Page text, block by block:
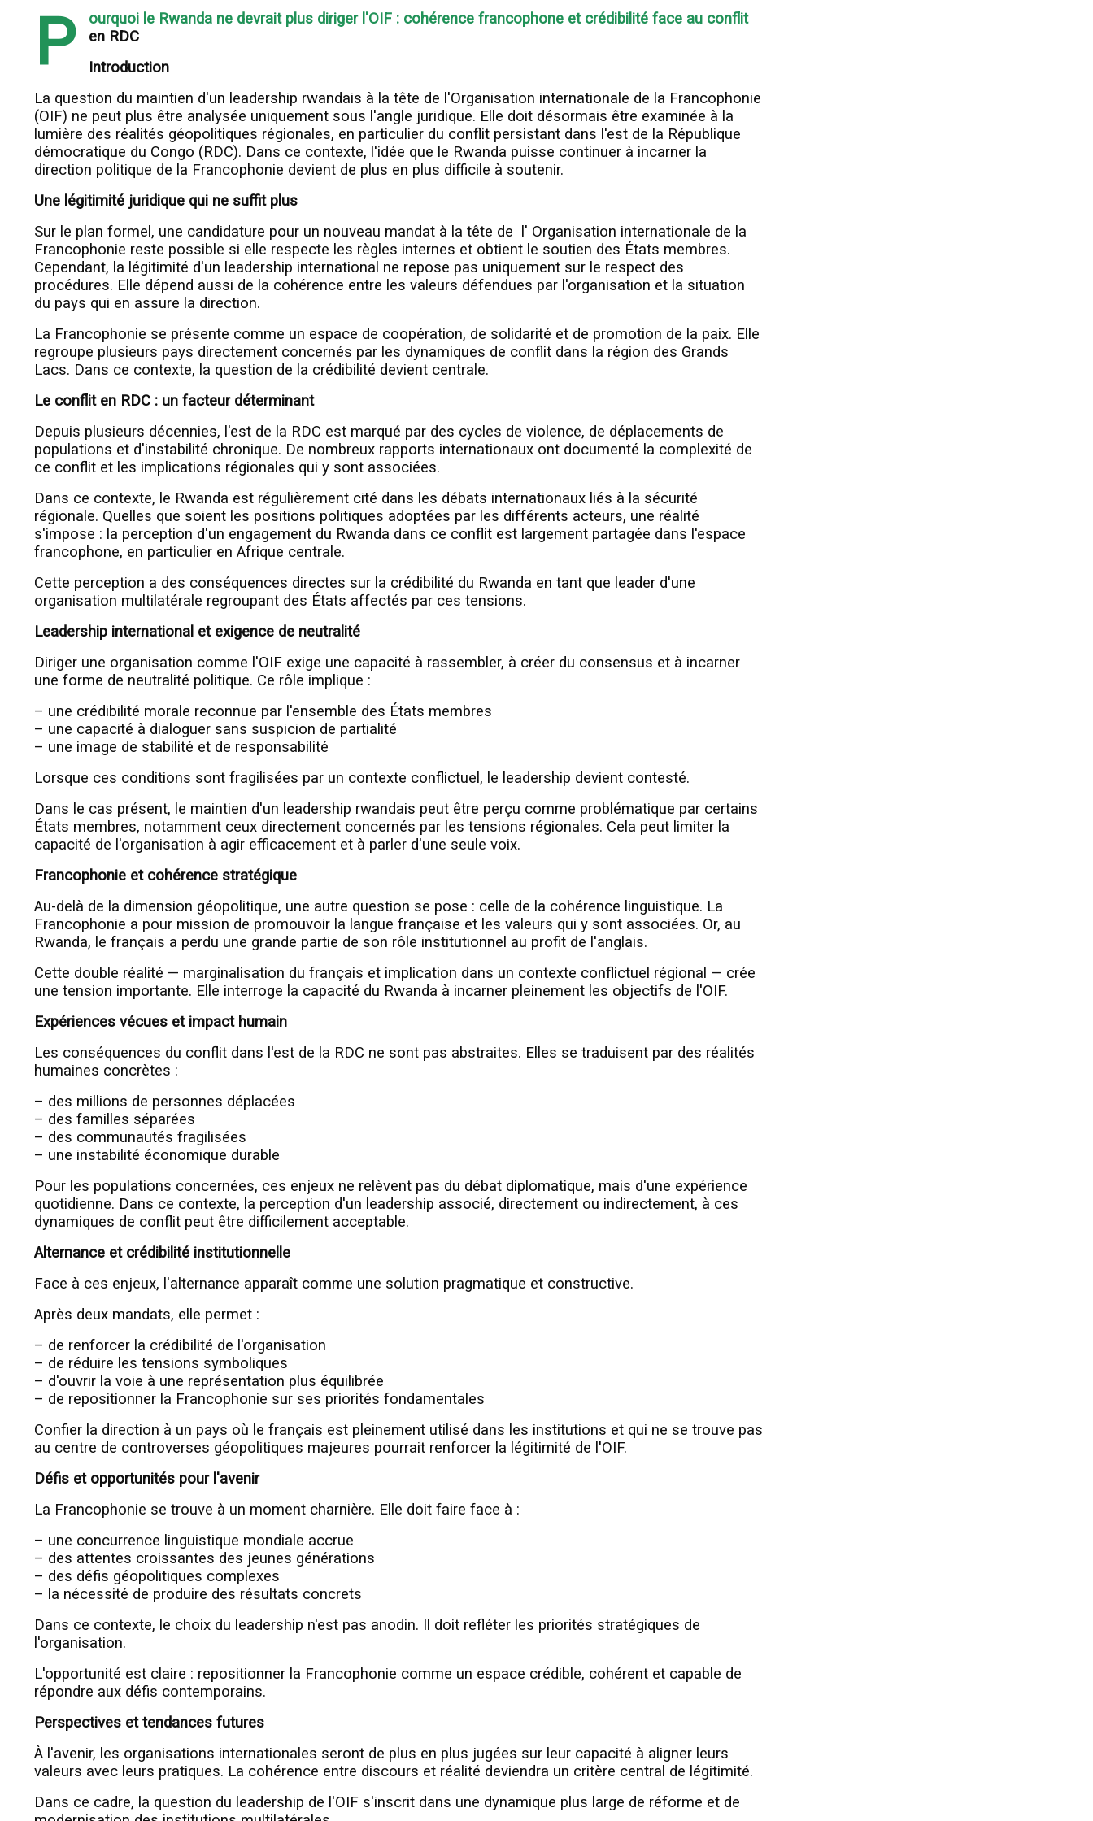
P
ourquoi le Rwanda ne devrait plus diriger l'OIF : cohérence francophone et crédibilité face au conflit
en RDC
Introduction
La question du maintien d'un leadership rwandais à la tête de l'Organisation internationale de la Francophonie
(OIF) ne peut plus être analysée uniquement sous l'angle juridique. Elle doit désormais être examinée à la
lumière des réalités géopolitiques régionales, en particulier du conflit persistant dans l'est de la République
démocratique du Congo (RDC). Dans ce contexte, l'idée que le Rwanda puisse continuer à incarner la
direction politique de la Francophonie devient de plus en plus difficile à soutenir.
Une légitimité juridique qui ne suffit plus
Sur le plan formel, une candidature pour un nouveau mandat à la tête de l' Organisation internationale de la
Francophonie reste possible si elle respecte les règles internes et obtient le soutien des États membres.
Cependant, la légitimité d'un leadership international ne repose pas uniquement sur le respect des
procédures. Elle dépend aussi de la cohérence entre les valeurs défendues par l'organisation et la situation
du pays qui en assure la direction.
La Francophonie se présente comme un espace de coopération, de solidarité et de promotion de la paix. Elle
regroupe plusieurs pays directement concernés par les dynamiques de conflit dans la région des Grands
Lacs. Dans ce contexte, la question de la crédibilité devient centrale.
Le conflit en RDC : un facteur déterminant
Depuis plusieurs décennies, l'est de la RDC est marqué par des cycles de violence, de déplacements de
populations et d'instabilité chronique. De nombreux rapports internationaux ont documenté la complexité de
ce conflit et les implications régionales qui y sont associées.
Dans ce contexte, le Rwanda est régulièrement cité dans les débats internationaux liés à la sécurité
régionale. Quelles que soient les positions politiques adoptées par les différents acteurs, une réalité
s'impose : la perception d'un engagement du Rwanda dans ce conflit est largement partagée dans l'espace
francophone, en particulier en Afrique centrale.
Cette perception a des conséquences directes sur la crédibilité du Rwanda en tant que leader d'une
organisation multilatérale regroupant des États affectés par ces tensions.
Leadership international et exigence de neutralité
Diriger une organisation comme l'OIF exige une capacité à rassembler, à créer du consensus et à incarner
une forme de neutralité politique. Ce rôle implique :
– une crédibilité morale reconnue par l'ensemble des États membres
– une capacité à dialoguer sans suspicion de partialité
– une image de stabilité et de responsabilité
Lorsque ces conditions sont fragilisées par un contexte conflictuel, le leadership devient contesté.
Dans le cas présent, le maintien d'un leadership rwandais peut être perçu comme problématique par certains
États membres, notamment ceux directement concernés par les tensions régionales. Cela peut limiter la
capacité de l'organisation à agir efficacement et à parler d'une seule voix.
Francophonie et cohérence stratégique
Au-delà de la dimension géopolitique, une autre question se pose : celle de la cohérence linguistique. La
Francophonie a pour mission de promouvoir la langue française et les valeurs qui y sont associées. Or, au
Rwanda, le français a perdu une grande partie de son rôle institutionnel au profit de l'anglais.
Cette double réalité — marginalisation du français et implication dans un contexte conflictuel régional — crée
une tension importante. Elle interroge la capacité du Rwanda à incarner pleinement les objectifs de l'OIF.
Expériences vécues et impact humain
Les conséquences du conflit dans l'est de la RDC ne sont pas abstraites. Elles se traduisent par des réalités
humaines concrètes :
– des millions de personnes déplacées
– des familles séparées
– des communautés fragilisées
– une instabilité économique durable
Pour les populations concernées, ces enjeux ne relèvent pas du débat diplomatique, mais d'une expérience
quotidienne. Dans ce contexte, la perception d'un leadership associé, directement ou indirectement, à ces
dynamiques de conflit peut être difficilement acceptable.
Alternance et crédibilité institutionnelle
Face à ces enjeux, l'alternance apparaît comme une solution pragmatique et constructive.
Après deux mandats, elle permet :
– de renforcer la crédibilité de l'organisation
– de réduire les tensions symboliques
– d'ouvrir la voie à une représentation plus équilibrée
– de repositionner la Francophonie sur ses priorités fondamentales
Confier la direction à un pays où le français est pleinement utilisé dans les institutions et qui ne se trouve pas
au centre de controverses géopolitiques majeures pourrait renforcer la légitimité de l'OIF.
Défis et opportunités pour l'avenir
La Francophonie se trouve à un moment charnière. Elle doit faire face à :
– une concurrence linguistique mondiale accrue
– des attentes croissantes des jeunes générations
– des défis géopolitiques complexes
– la nécessité de produire des résultats concrets
Dans ce contexte, le choix du leadership n'est pas anodin. Il doit refléter les priorités stratégiques de
l'organisation.
L'opportunité est claire : repositionner la Francophonie comme un espace crédible, cohérent et capable de
répondre aux défis contemporains.
Perspectives et tendances futures
À l'avenir, les organisations internationales seront de plus en plus jugées sur leur capacité à aligner leurs
valeurs avec leurs pratiques. La cohérence entre discours et réalité deviendra un critère central de légitimité.
Dans ce cadre, la question du leadership de l'OIF s'inscrit dans une dynamique plus large de réforme et de